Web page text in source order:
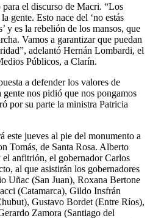
el discurso de Macri. “Los
gente. Esto nace del ‘no estás
y es la rebelión de los mansos, que
Vamos a garantizar que puedan
adelantó Hernán Lombardi, el
Públicos, a Clarín.
a defender los valores de
nos pidió que nos pongamos
por su parte la ministra Patricia
este jueves al pie del monumento a
Tomás, de Santa Rosa. Alberto
anfitrión, el gobernador Carlos
al que asistirán los gobernadores
Uñac (San Juan), Roxana Bertone
(Catamarca), Gildo Insfrán
Gustavo Bordet (Entre Ríos),
Zamora (Santiago del